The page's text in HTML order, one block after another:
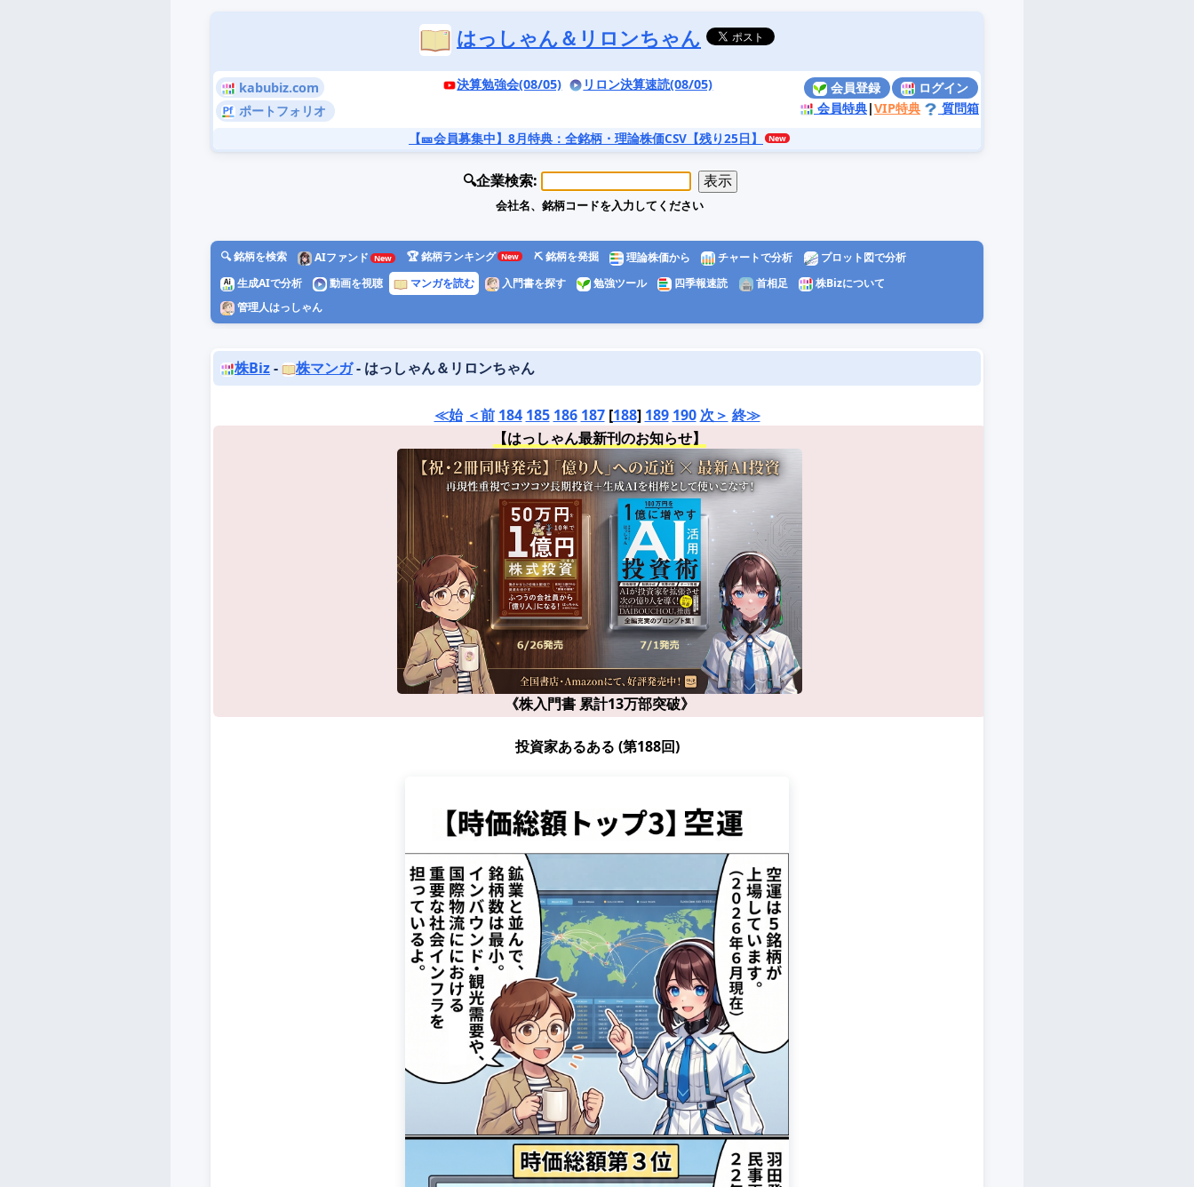
はっしゃん＆リロンちゃん
kabubiz.com
ポートフォリオ
会員登録
ログイン
会員特典|VIP特典 質問箱
決算勉強会(08/05) リロン決算速読(08/05)
【🎫会員募集中】8月特典 ：全銘柄・理論株価CSV【残り25日】
🔍企業検索:
会社名、銘柄コードを入力してください
🔍 銘柄を検索 AIファンド 🏆 銘柄ランキング ⛏️ 銘柄を発掘 理論株価から チャートで分析
プロット図で分析
生成AIで分析
動画を視聴 マンガを読む 入門書を探す 勉強ツール 四季報速読 首相足
株Bizについて
管理人はっしゃん
株Biz- 株マンガ- はっしゃん＆リロンちゃん
≪始 ＜前 184 185 186 187[188] 189 190 次＞ 終≫
【はっしゃん最新刊のお知らせ】
《株入門書 累計13万部突破》
投資家あるある (第188回)